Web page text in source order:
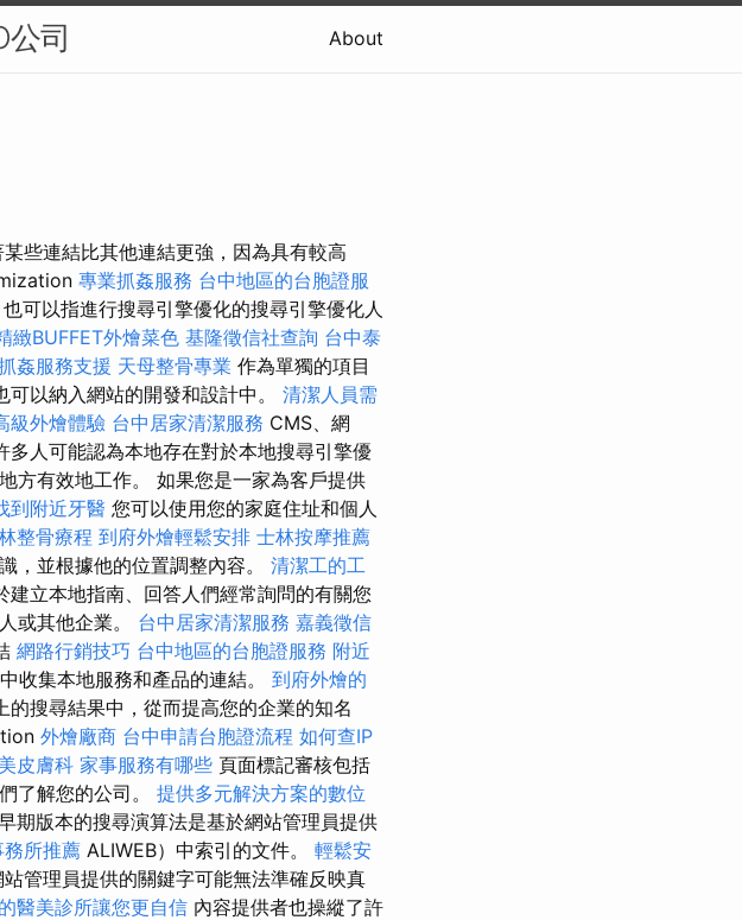
公司 About
些連結比其他連結更強，因為具有較高
專業抓姦服務 台中地區的台胞證服
也可以指進行搜尋引擎優化的搜尋引擎優化人
緻BUFFET外燴菜色 基隆徵信社查詢 台中泰
姦服務支援 天母整骨專業 作為單獨的項目
可以納入網站的開發和設計中。 清潔人員需
級外燴體驗 台中居家清潔服務 CMS、網
多人可能認為本地存在對於本地搜尋引擎優
方有效地工作。 如果您是一家為客戶提供
到附近牙醫 您可以使用您的家庭住址和個人
整骨療程 到府外燴輕鬆安排 士林按摩推薦
，並根據他的位置調整內容。 清潔工的工
建立本地指南、回答人們經常詢問的有關您
或其他企業。 台中居家清潔服務 嘉義徵信
網路行銷技巧 台中地區的台胞證服務 附近
收集本地服務和產品的連結。 到府外燴的
搜尋結果中，從而提高您的企業的知名
外燴廠商 台中申請台胞證流程 如何查IP
皮膚科 家事服務有哪些 頁面標記審核包括
了解您的公司。 提供多元解決方案的數位
期版本的搜尋演算法是基於網站管理員提供
所推薦 ALIWEB）中索引的文件。 輕鬆安
管理員提供的關鍵字可能無法準確反映真
醫美診所讓您更自信 內容提供者也操縱了許